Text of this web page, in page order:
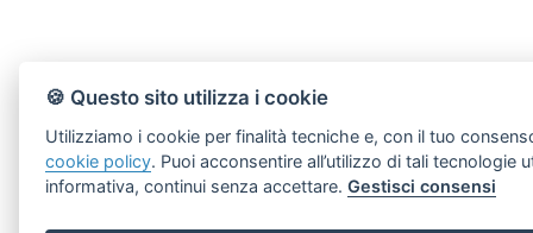
🍪 Questo sito utilizza i cookie
Utilizziamo i cookie per finalità tecniche e, con il tuo
cookie policy. Puoi acconsentire all’utilizzo di tali tecnologie
informativa, continui senza accettare.Gestisci consensi